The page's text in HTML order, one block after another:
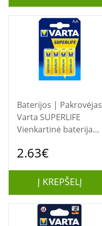
Baterijos | Pakrovėjas
Varta SUPERLIFE
Vienkartinė baterija
2.63€
Į KREPŠELĮ